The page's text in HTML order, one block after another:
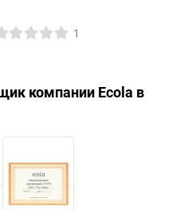
1
компании Ecola в